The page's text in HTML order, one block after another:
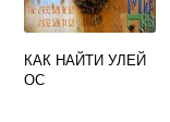
КАК НАЙТИ УЛЕЙ
ОС